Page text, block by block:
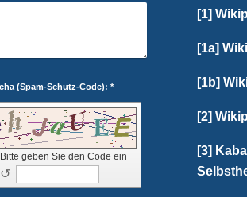
[1]
[1a]
[1b]
[2]
[3]
Captcha (Spam-Schutz-Code): *
Bitte geben Sie den Code ein
↺